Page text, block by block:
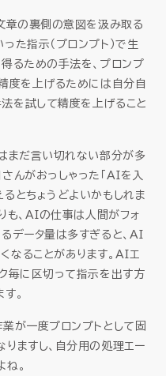
章の裏側の意図を汲み取る
た指示（プロンプト）で生
るための手法を、プロンプ
精度を上げるためには自分自
を試して精度を上げること
まだ言い切れない部分が多
んがおっしゃった「AIを入
とちょうどよいかもしれま
も、AIの仕事は人間がフォ
データ量は多すぎると、AI
なることがあります。AIエ
毎に区切って指示を出す方
。
が一度プロンプトとして固
ますし、自分用の処理エー
。